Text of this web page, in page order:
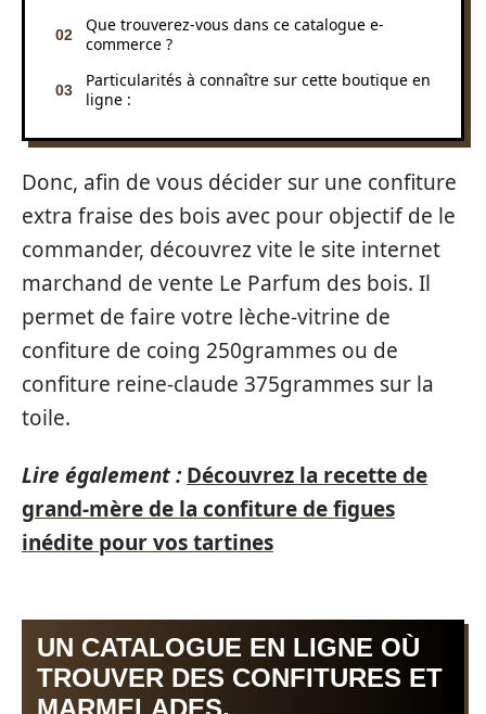
Que trouverez-vous dans ce catalogue e-
commerce ?
Particularités à connaître sur cette boutique en
ligne :
Donc, afin de vous décider sur une confiture
extra fraise des bois avec pour objectif de le
commander, découvrez vite le site internet
marchand de vente Le Parfum des bois. Il
permet de faire votre lèche-vitrine de
confiture de coing 250grammes ou de
confiture reine-claude 375grammes sur la
toile.
Lire également : Découvrez la recette de
grand-mère de la confiture de figues
inédite pour vos tartines
UN CATALOGUE EN LIGNE OÙ
TROUVER DES CONFITURES ET
MARMELADES.